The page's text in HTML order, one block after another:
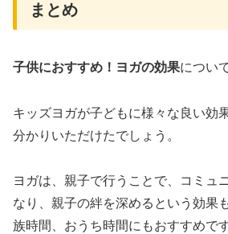
まとめ
子供におすすめ！ヨガの効果につい
キッズヨガが子どもに様々な良い効
分かりいただけたでしょう。
ヨガは、親子で行うことで、コミュ
なり、親子の絆を深めるという効果
族時間、おうち時間にもおすすめです